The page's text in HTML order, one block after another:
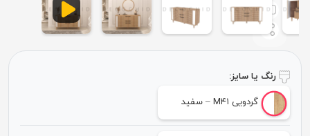
رنگ یا سایز:
گردویی M۴۱ – سفید